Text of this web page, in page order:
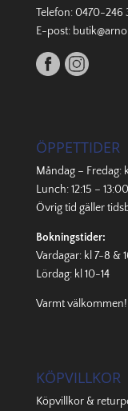
Telefon:0470-246
E-post:
ÖPPETTIDER
Måndag – Fredag:
Lunch: 12:15 – 13:00
Övrig tid gäller
Bokningstider:
Vardagar: kl 7-8 &
Lördag: kl 10-14
Varmt välkommen!
KÖPVILLKOR
Köpvillkor &